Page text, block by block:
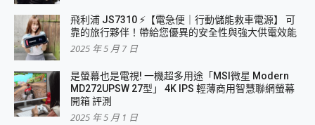
飛利浦 JS7310 ⚡【電急便｜行動儲能救車電源】 可
靠的旅行夥伴！帶給您優異的安全性與強大供電效能
2025 年 5 月 7 日
是螢幕也是電視! 一機超多用途「MSI微星 Modern
MD272UPSW 27型」 4K IPS 輕薄商用智慧聯網螢幕
開箱 評測
2025 年 5 月 1 日